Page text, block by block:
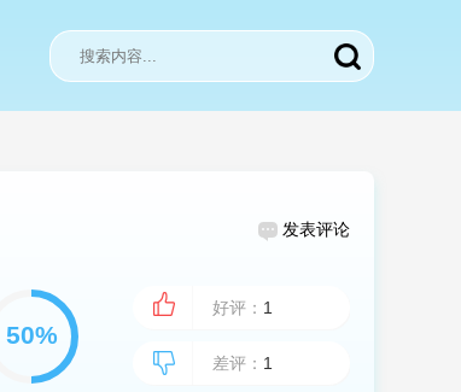
发表评论
好评： 1
差评： 1